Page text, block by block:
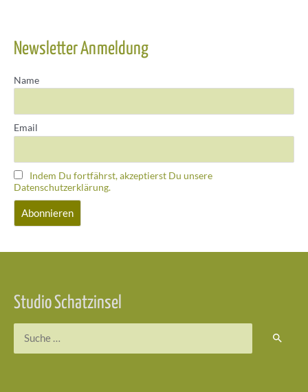
Newsletter Anmeldung
Name
Email
Indem Du fortfährst, akzeptierst Du unsere
Datenschutzerklärung.
Studio Schatzinsel